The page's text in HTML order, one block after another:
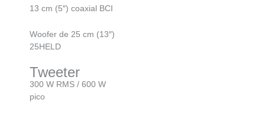
13 cm (5″) coaxial BCI
Woofer de 25 cm (13″)
25HELD
Tweeter
300 W RMS / 600 W
pico